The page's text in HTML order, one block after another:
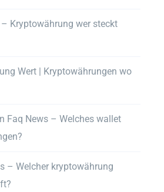
Kryptowährung wer steckt
Wert | Kryptowährungen wo
Faq News – Welches wallet
– Welcher kryptowährung